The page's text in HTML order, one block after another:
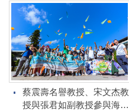
蔡震壽名譽教授、宋文杰教
授與張君如副教授參與海大